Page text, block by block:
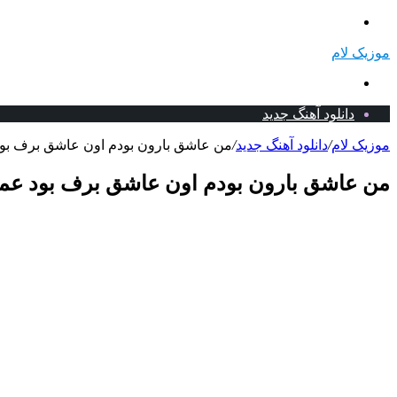
موزیک لام
دانلود آهنگ جدید
موزیک لام/دانلود آهنگ جدید/من عاشق بارون بودم اون عاشق برف بود
من عاشق بارون بودم اون عاشق برف بود